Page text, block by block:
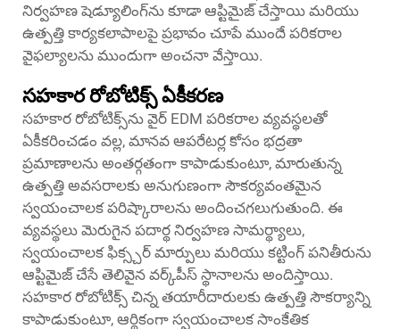
నిర్వహణ షెడ్యూలింగ్‌ను కూడా ఆప్టిమైజ్ చేస్తాయి మరియు
ఉత్పత్తి కార్యకలాపాలపై ప్రభావం చూపే ముందే పరికరాల
వైఫల్యాలను ముందుగా అంచనా వేస్తాయి.
సహకార రోబోటిక్స్ ఏకీకరణ
సహకార రోబోటిక్స్‌ను వైర్ EDM పరికరాల వ్యవస్థలతో
ఏకీకరించడం వల్ల, మానవ ఆపరేటర్ల కోసం భద్రతా
ప్రమాణాలను అంతర్గతంగా కాపాడుకుంటూ, మారుతున్న
ఉత్పత్తి అవసరాలకు అనుగుణంగా సౌకర్యవంతమైన
స్వయంచాలక పరిష్కారాలను అందించగలుగుతుంది. ఈ
వ్యవస్థలు మెరుగైన పదార్థ నిర్వహణ సామర్థ్యాలు,
స్వయంచాలక ఫిక్స్చర్ మార్పులు మరియు కట్టింగ్ పనితీరును
ఆప్టిమైజ్ చేసే తెలివైన వర్క్‌పీస్ స్థానాలను అందిస్తాయి.
సహకార రోబోటిక్స్ చిన్న తయారీదారులకు ఉత్పత్తి సౌకర్యాన్ని
కాపాడుకుంటూ, ఆర్థికంగా స్వయంచాలక సాంకేతిక